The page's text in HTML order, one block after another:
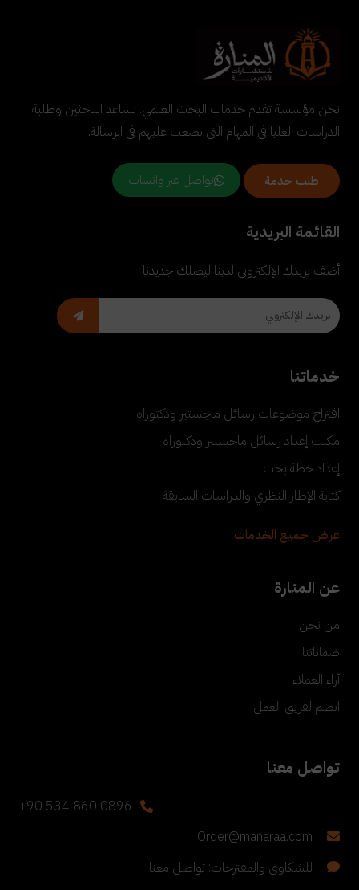
نحن مؤسسة تقدم خدمات البحث العلمي. نساعد الباحثين وطلبة
الدراسات العليا في المهام التي تصعب عليهم في الرسالة.
طلب خدمة تواصل عبر واتساب
القائمة البريدية
أضف بريدك الإلكتروني لدينا ليصلك جديدنا
خدماتنا
اقتراح موضوعات رسائل ماجستير ودكتوراه
مكتب إعداد رسائل ماجستير ودكتوراه
إعداد خطة بحث
كتابة الإطار النظري والدراسات السابقة
عرض جميع الخدمات
عن المنارة
من نحن
ضماناتنا
آراء العملاء
انضم لفريق العمل
تواصل معنا
+90 534 860 0896
Order@manaraa.com
للشكاوى والمقترحات: تواصل معنا